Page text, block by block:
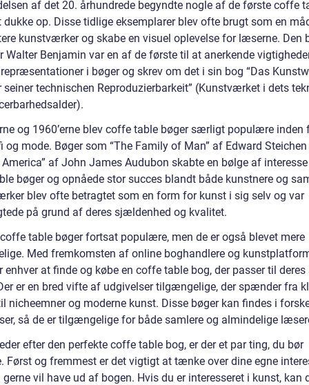
af det 20. århundrede begyndte nogle af de første coffe
dukke op. Disse tidlige eksemplarer blev ofte brugt som en
kunstværker og skabe en visuel oplevelse for læserne. Den
Walter Benjamin var en af de første til at anerkende
i bøger og skrev om det i sin bog “Das
seiner technischen Reproduzierbarkeit” (Kunstværket i dets
og 1960’erne blev coffe table bøger særligt populære inden
og mode. Bøger som “The Family of Man” af Edward Steichen
af John James Audubon skabte en bølge af
bøger og opnåede stor succes blandt både kunstnere og
blev ofte betragtet som en form for kunst i sig selv og var
på grund af deres sjældenhed og kvalitet.
table bøger fortsat populære, men de er også blevet mere
Med fremkomsten af online boghandlere og
enhver at finde og købe en coffe table bog, der passer til deres
er en bred vifte af udgivelser tilgængelige, der spænder fra
nicheemner og moderne kunst. Disse bøger kan findes i
så de er tilgængelige for både samlere og almindelige
efter den perfekte coffe table bog, er der et par ting, du bør
Først og fremmest er det vigtigt at tænke over dine egne
gerne vil have ud af bogen. Hvis du er interesseret i kunst, kan